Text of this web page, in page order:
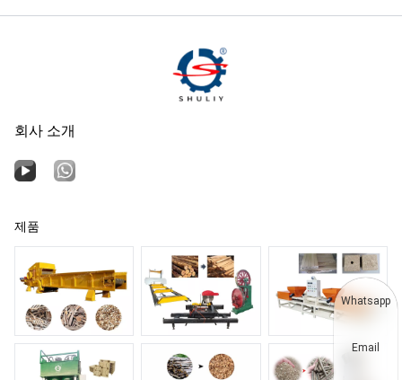
회사 소개
제품
Whatsapp
Email